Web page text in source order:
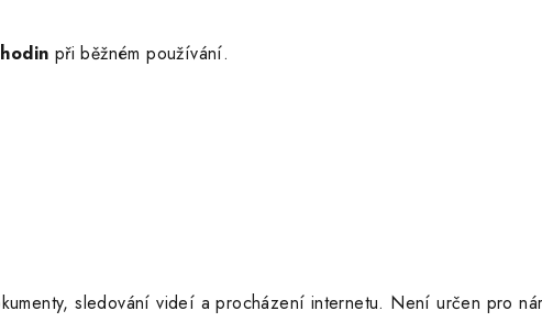
při běžném používání.
sledování videí a procházení internetu. Není určen pro